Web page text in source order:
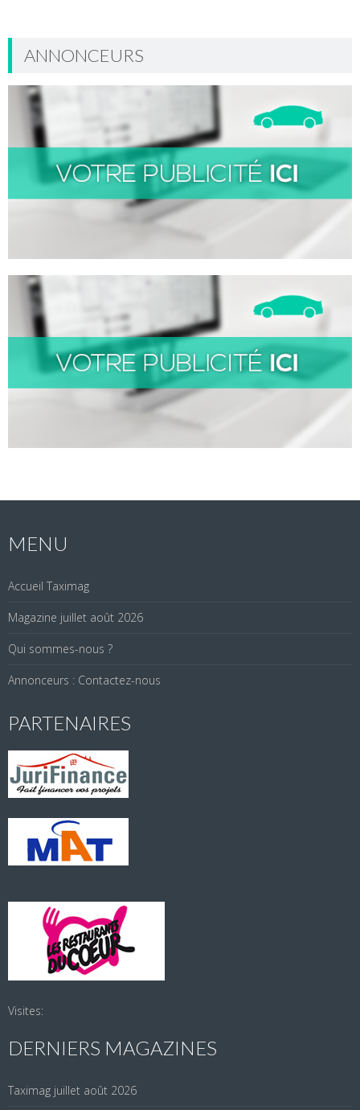
ANNONCEURS
MENU
Accueil Taximag
Magazine juillet août 2026
Qui sommes-nous ?
Annonceurs : Contactez-nous
PARTENAIRES
Visites:
DERNIERS MAGAZINES
Taximag juillet août 2026